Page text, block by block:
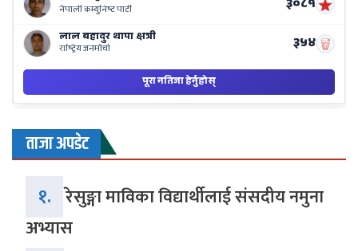
ताजा अपडेट
१. रेसुङ्गा माविका विद्यार्थीलाई संसदीय नमुना
अभ्यास